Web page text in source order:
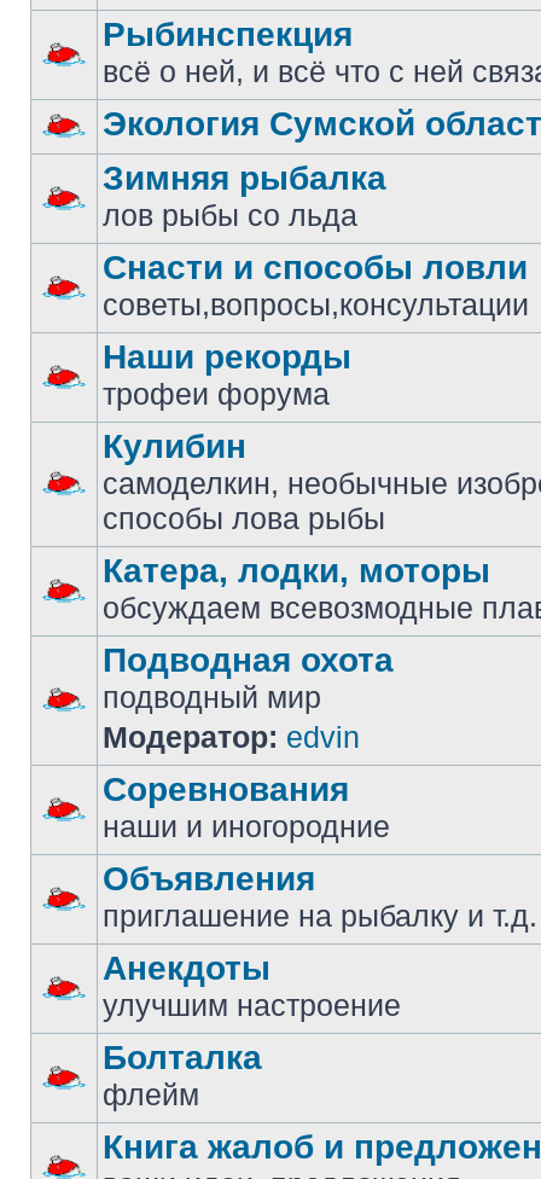
Рыбинспекция
всё о ней, и всё что с ней
Экология Сумской
Зимняя рыбалка
лов рыбы со льда
Снасти и способы ловли
советы,вопросы,консультации
Наши рекорды
трофеи форума
Кулибин
самоделкин, необычные
способы лова рыбы
Катера, лодки, моторы
обсуждаем всевозмодные
Подводная охота
подводный мир
Модератор: edvin
Соревнования
наши и иногородние
Объявления
приглашение на рыбалку и т.д.
Анекдоты
улучшим настроение
Болталка
флейм
Книга жалоб и